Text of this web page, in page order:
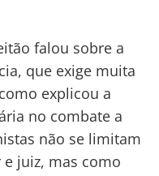
falou sobre a
que exige muita
explicou a
no combate a
não se limitam
juiz, mas como